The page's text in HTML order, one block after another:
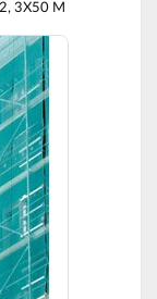
3Х50 М